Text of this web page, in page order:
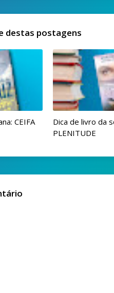
destas postagens
CEIFA
Dica de livro da
PLENITUDE